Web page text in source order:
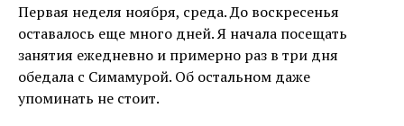
Первая неделя ноября, среда. До воскресенья
оставалось еще много дней. Я начала посещать
занятия ежедневно и примерно раз в три дня
обедала с Симамурой. Об остальном даже
упоминать не стоит.